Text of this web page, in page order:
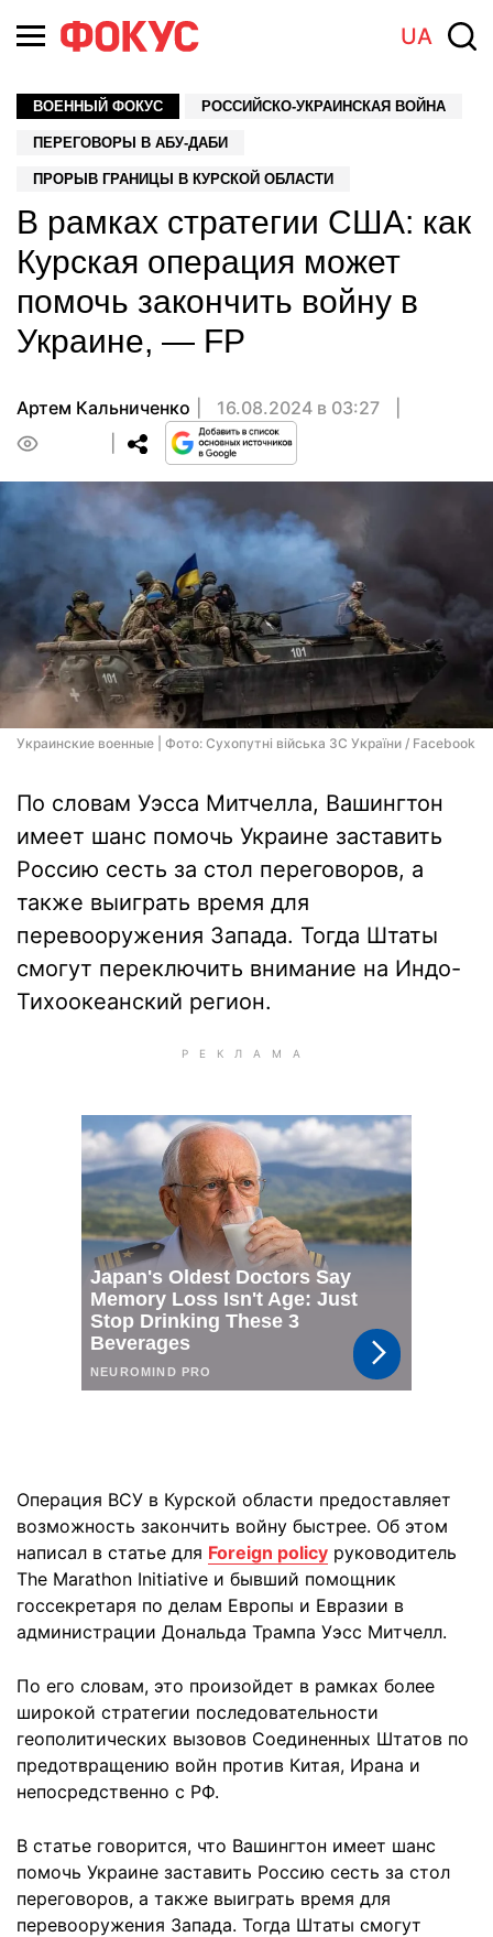
UA
ВОЕННЫЙ ФОКУС РОССИЙСКО-УКРАИНСКАЯ ВОЙНА
ПЕРЕГОВОРЫ В АБУ-ДАБИ
ПРОРЫВ ГРАНИЦЫ В КУРСКОЙ ОБЛАСТИ
В рамках стратегии США: как
Курская операция может
помочь закончить войну в
Украине, — FP
Артем Кальниченко
16.08.2024 в 03:27
Украинские военные | Фото: Сухопутні війська ЗС України / Facebook
По словам Уэсса Митчелла, Вашингтон
имеет шанс помочь Украине заставить
Россию сесть за стол переговоров, а
также выиграть время для
перевооружения Запада. Тогда Штаты
смогут переключить внимание на Индо-
Тихоокеанский регион.
Операция ВСУ в Курской области предоставляет
возможность закончить войну быстрее. Об этом
написал в статье для Foreign policy руководитель
The Marathon Initiative и бывший помощник
госсекретаря по делам Европы и Евразии в
администрации Дональда Трампа Уэсс Митчелл.
По его словам, это произойдет в рамках более
широкой стратегии последовательности
геополитических вызовов Соединенных Штатов по
предотвращению войн против Китая, Ирана и
непосредственно с РФ.
В статье говорится, что Вашингтон имеет шанс
помочь Украине заставить Россию сесть за стол
переговоров, а также выиграть время для
перевооружения Запада. Тогда Штаты смогут